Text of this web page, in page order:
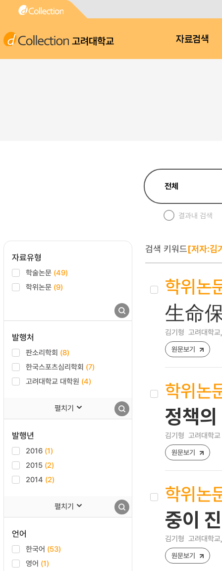
고려대학교 자료검색
결과내 검색
자료유형
학술논문 (49)
학위논문 (9)
발행처
판소리학회 (8)
한국스포츠심리학회 (7)
고려대학교 대학원 (4)
펼치기
발행년
2016 (1)
2015 (2)
2014 (2)
펼치기
언어
한국어 (53)
영어 (1)
검색 키워드[저자:김
학위논
生命
김기형 고려대학
원문보기
학위논
정책
김기형 고려대학
원문보기
학위논
중이
김기형 고려대학
원문보기